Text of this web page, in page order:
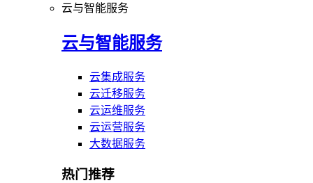
云与智能服务
云与智能服务
云集成服务
云迁移服务
云运维服务
云运营服务
大数据服务
热门推荐